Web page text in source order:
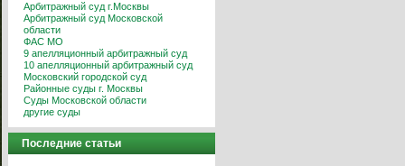
Арбитражный суд г.Москвы
Арбитражный суд Московской
области
ФАС МО
9 апелляционный арбитражный суд
10 апелляционный арбитражный суд
Московский городской суд
Районные суды г. Москвы
Суды Московской области
другие суды
Последние статьи